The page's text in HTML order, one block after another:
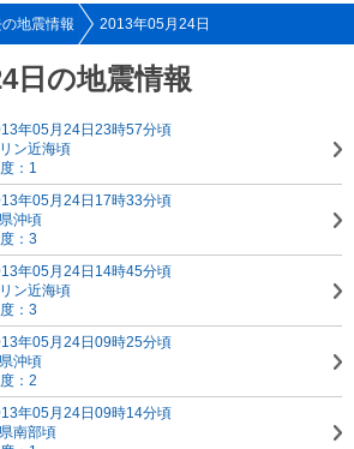
地震情報 2013年05月24日
日の地震情報
年05月24日23時57分頃
ン近海頃
：1
年05月24日17時33分頃
沖頃
：3
年05月24日14時45分頃
ン近海頃
：3
年05月24日09時25分頃
沖頃
：2
年05月24日09時14分頃
南部頃